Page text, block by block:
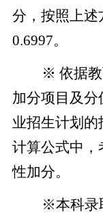
分，按照上述
0.6997。
※ 依据
加分项目及
业招生计划
计算公式中，
性加分。
※本科录